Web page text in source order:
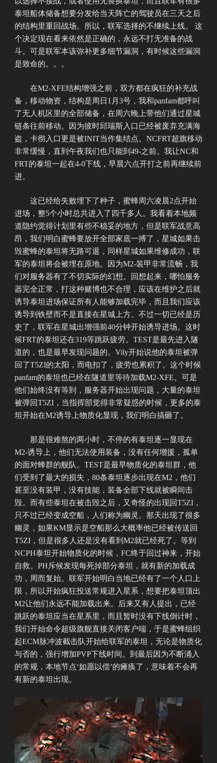
泰坦船体储备想要分发给当天阵亡的驾驶员在三天之后
的结构里重回战场。所以，联军选择的不继续上线。 这
个决定现在看来依然是正确的，永远不打无准备的战
斗。可是联军本该弥补更多细节漏洞，有时候这些漏洞
是致命的。。。
在M2-XFE结构增强之前，双方都在疯狂的补充战
备，移动物资，结构是周日1月3号，我和panfam都呼叫
了无人机区里的全部储备，在周六晚上带他们通过星城
链条往前移动。因为彼时邱瑞斯入口已经被废弃充满海
盗，卡彻入口更是被INIT当作集结点。NCFRT超旗移动
非常缓慢，直到午夜我们也只能到49-之前。我让NC和
FRT的泰坦一起在4-0下线，早晨六点开打之前再继续前
进。
这已经给失败埋下了种子，蜜蜂周六凌晨2点开始
进场，整5个小时总共进入了四千多人。我看着本地频
道隐约觉得计划里有些不稳妥的地方，但是联军战意高
昂，我们明白蜜蜂要放开全部家底一搏了，星城如果击
毁蜜蜂的泰坦将无路可退，同样星城如果维修成功，联
军的泰坦将会被埋在原地。因为M2-装甲非常流畅，我
们对服务器有了不切实际的幻想。回想起来，哪怕服务
器完全正常，打这种赌博也不合理，应该在维护之后就
诱导泰坦进场保证所有人能够加载完毕，而且我们应该
诱导到铁壁而不是直接在星城上方。不过一切已经是历
史了，联军在星城出增强前40分钟开始诱导进场。这时
候FRT的泰坦还在319等跳跃疲劳。TEST是最先进入隧
道的，也是最早发现问题的。Vily开始说他的泰坦被弹
回了T5ZI的太阳，而电扣了，疲劳也累积了。这个时候
panfam的泰坦也已经在隧道里等待加载M2-XFE。可是
他们始终没有等到，服务器开始出现问题，大量的泰坦
被弹回T5ZI，当指挥部觉得非常疑惑的时候，更多的泰
坦开始在M2诱导上物质化显现，我们明白搞砸了。
那是很难熬的两小时，不停的有泰坦逐一显现在
M2-诱导上，他们无法使用装备，没有任何增援，孤单
的面对蜂群的舰队。TEST是最早物质化的泰坦群，他
们受到了最大的损失，80条泰坦逐步出现在M2，他们
甚至没有装甲，没有技能，装备全部下线就被瞬间击
毁。而有些泰坦在被击毁之后，又奇怪的出现回T5ZI，
只不过已经变成空船，人们称为幽灵。那天出现了很多
幽灵，如果KM显示是空船那么大概率他已经被传送回
T5ZI，但是很多人还是没有看到M2就已经死了。等到
NCPH泰坦开始物质化的时候，FC终于回过神来，开始
自救。PH斥候发现每死掉部分泰坦，就有新的加载成
功，周而复始。联军开始明白当地已经有了一个人口上
限，所以开始疯狂投送常规进入星系，想要把泰坦顶出
M2让他们永远不能加载出来。后来又有人提出，已经
跳跃的泰坦应当在星系里，而且暂时没有下线倒计时，
我们开始命令超级旗舰直接关闭客户端，于是蜜蜂组织
起ECM脉冲波截击队开始给联军的泰坦，无论是物质化
与否的，强行增加PVP下线时间。到最后因为不断涌入
的常规，本地节点‘如愿以偿’的瘫痪了，意味着不会再
有新的泰坦出现。